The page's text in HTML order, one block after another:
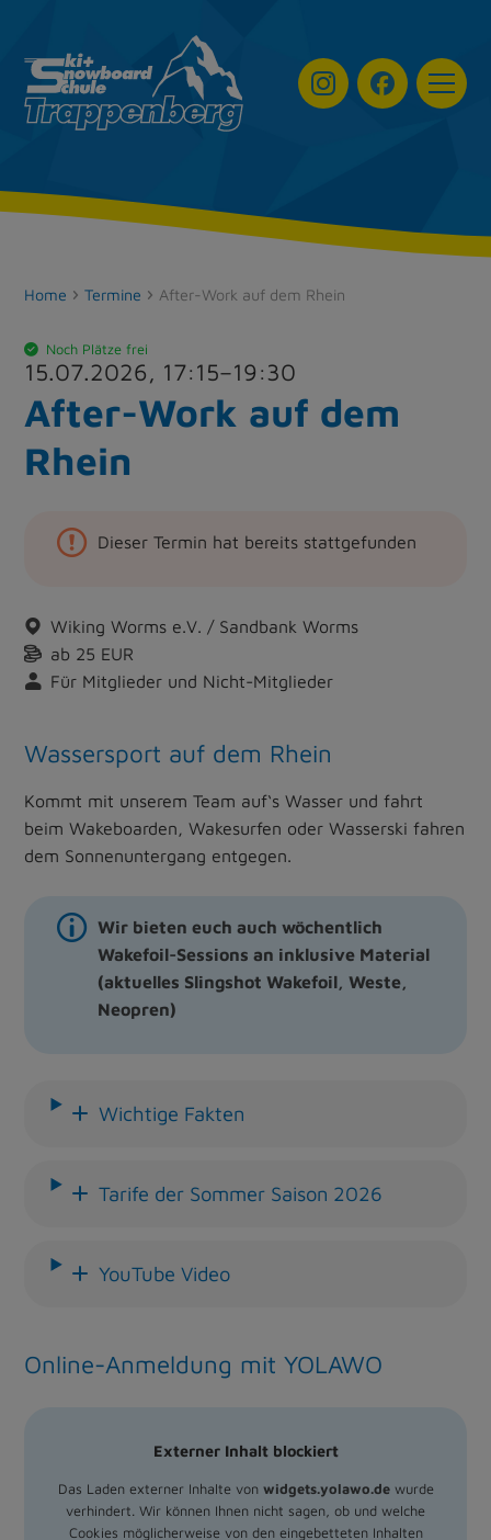
Home Termine After-Work auf dem Rhein
Noch Plätze frei
15.07.2026, 17:15–19:30
After-Work auf dem
Rhein
Dieser Termin hat bereits stattgefunden
Wiking Worms e.V. / Sandbank Worms
ab 25 EUR
Für Mitglieder und Nicht-Mitglieder
Wassersport auf dem Rhein
Kommt mit unserem Team auf‘s Wasser und fahrt
beim Wakeboarden, Wakesurfen oder Wasserski fahren
dem Sonnenuntergang entgegen.
Wir bieten euch auch wöchentlich
Wakefoil-Sessions an inklusive Material
(aktuelles Slingshot Wakefoil, Weste,
Neopren)
Wichtige Fakten
Tarife der Sommer Saison 2026
YouTube Video
Online-Anmeldung mit YOLAWO
Externer Inhalt blockiert
Das Laden externer Inhalte von widgets.yolawo.dewurde
verhindert. Wir können Ihnen nicht sagen, ob und welche
Cookies möglicherweise von den eingebetteten Inhalten